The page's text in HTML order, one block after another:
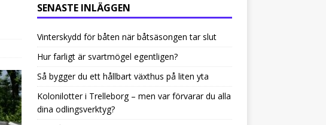
SENASTE INLÄGGEN
Vinterskydd för båten när båtsäsongen tar slut
Hur farligt är svartmögel egentligen?
Så bygger du ett hållbart växthus på liten yta
Kolonilotter i Trelleborg – men var förvarar du alla
dina odlingsverktyg?